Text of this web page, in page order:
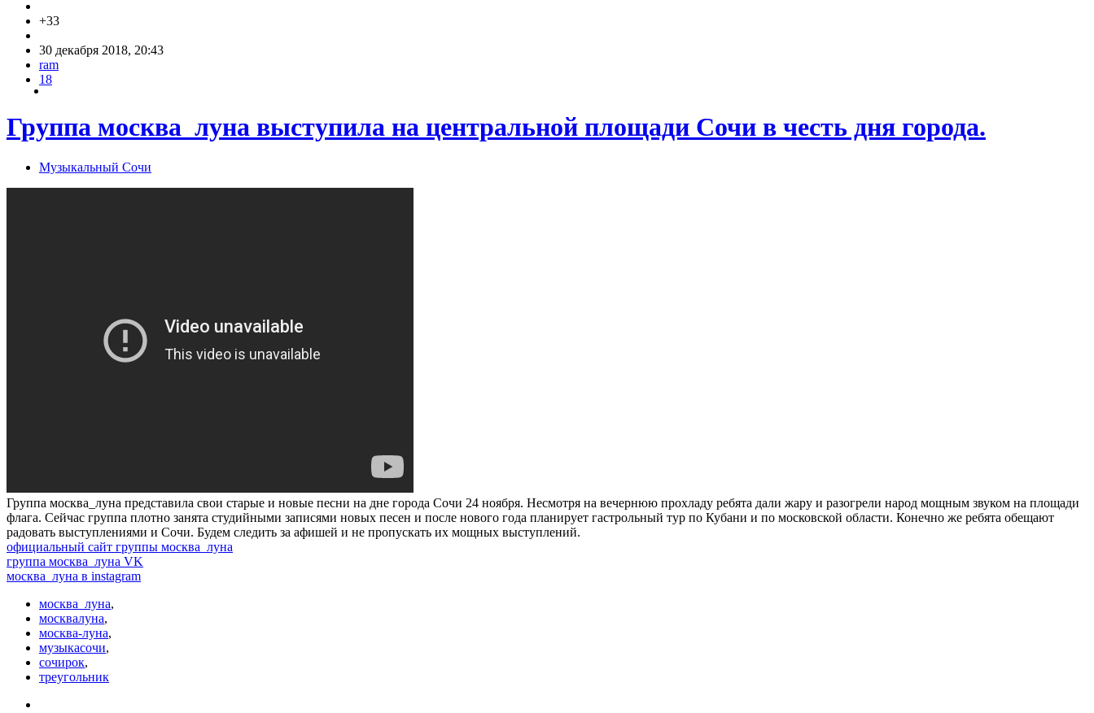
+33
30 декабря 2018, 20:43
ram
18
Группа москва_луна выступила на центральной площади Сочи в честь дня города.
Музыкальный Сочи
Группа москва_луна представила свои старые и новые песни на дне города Сочи 24 ноября. Несмотря на вечернюю прохладу ребята дали жару и разогрели народ мощным звуком на площади
флага. Сейчас группа плотно занята студийными записями новых песен и после нового года планирует гастрольный тур по Кубани и по московской области. Конечно же ребята обещают
радовать выступлениями и Сочи. Будем следить за афишей и не пропускать их мощных выступлений.
официальный сайт группы москва_луна
группа москва_луна VK
москва_луна в instagram
москва_луна,
москвалуна,
москва-луна,
музыкасочи,
сочирок,
треугольник